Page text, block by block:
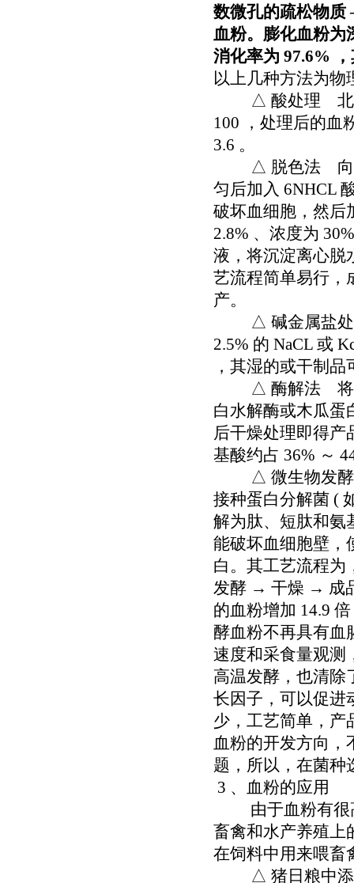
数微孔的疏松物质
血粉。膨化血粉为
消化率为 97.6%
以上几种方法为物
△ 酸处理 北爱
100 ，处理后的血
3.6 。
△ 脱色法 向鲜
匀后加入 6NHCL
破坏血细胞，然后
2.8% 、浓度为
液，将沉淀离心脱
艺流程简单易行，
产。
△ 碱金属盐处理
2.5% 的 NaCL 或
，其湿的或干制
△ 酶解法 将家
白水解酶或木瓜蛋
后干燥处理即得产
基酸约占 36% ～
△ 微生物发酵法
接种蛋白分解菌 (
解为肽、短肽和氨
能破坏血细胞壁，
白。其工艺流程
发酵 → 干燥 → 成
的血粉增加 14.9
酵血粉不再具有血
速度和采食量观测
高温发酵，也清除
长因子，可以促进
少，工艺简单，产
血粉的开发方向
题，所以，在菌种
3 、血粉的应用
由于血粉有很高
畜禽和水产养殖上
在饲料中用来喂畜
△ 猪日粮中添